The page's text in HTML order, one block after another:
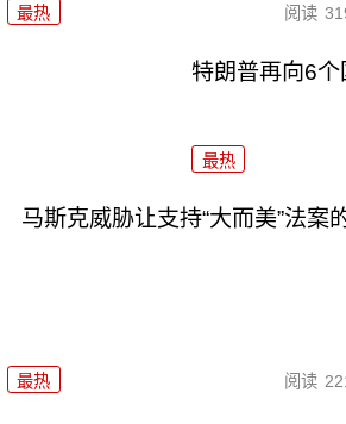
最热 阅读
特朗普再向6
最热
马斯克威胁让支持“大而美”法案
最热 阅读